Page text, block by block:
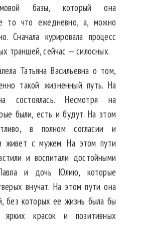
базы, который она
то что ежедневно, а, можно
Сначала курировала процесс
траншей, сейчас — силосных.
Татьяна Васильевна о том,
такой жизненный путь. На
состоялась. Несмотря на
были, есть и будут. На этом
в полном согласии и
живет с мужем. На этом пути
и воспитали достойными
и дочь Юлию, которые
внучат. На этом пути она
без которых ее жизнь была бы
красок и позитивных